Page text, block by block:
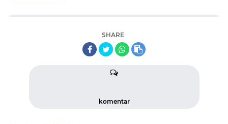
SHARE
komentar